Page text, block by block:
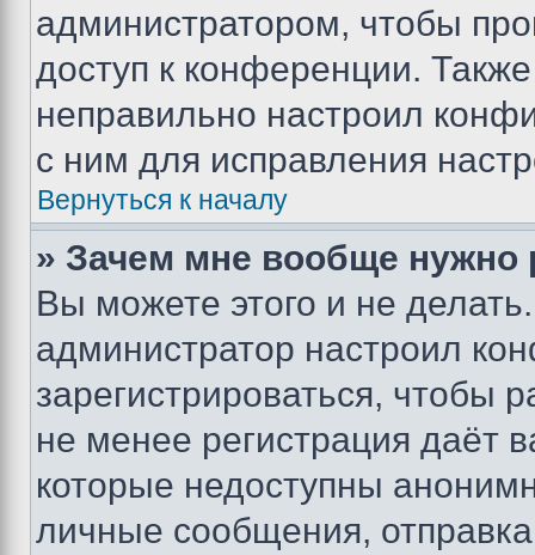
администратором, чтобы
доступ к конференции.
неправильно настроил
с ним для исправления
Вернуться к началу
» Зачем мне вообще нужно
Вы можете этого и не
администратор настроил
зарегистрироваться, чтобы
не менее регистрация даёт
которые недоступны
личные сообщения,